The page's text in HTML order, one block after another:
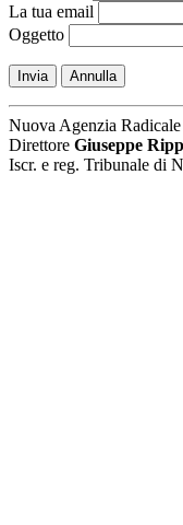
La tua email
Oggetto
Invia Annulla
Nuova Agenzia
Direttore Giuseppe
Iscr. e reg. Tribunale di